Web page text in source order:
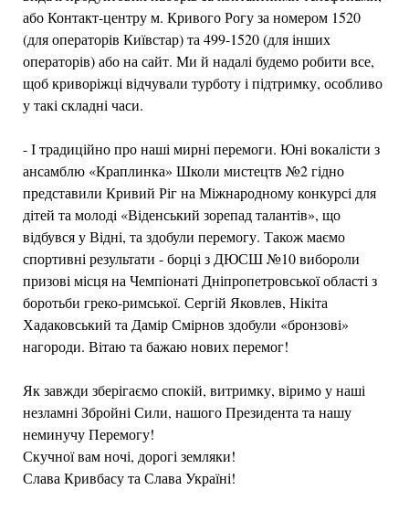
або Контакт-центру м. Кривого Рогу за номером 1520
(для операторів Київстар) та 499-1520 (для інших
операторів) або на сайт. Ми й надалі будемо робити все,
щоб криворіжці відчували турботу і підтримку, особливо
у такі складні часи.
- І традиційно про наші мирні перемоги. Юні вокалісти з
ансамблю «Краплинка» Школи мистецтв №2 гідно
представили Кривий Ріг на Міжнародному конкурсі для
дітей та молоді «Віденський зорепад талантів», що
відбувся у Відні, та здобули перемогу. Також маємо
спортивні результати - борці з ДЮСШ №10 вибороли
призові місця на Чемпіонаті Дніпропетровської області з
боротьби греко-римської. Сергій Яковлев, Нікіта
Хадаковський та Дамір Смірнов здобули «бронзові»
нагороди. Вітаю та бажаю нових перемог!
Як завжди зберігаємо спокій, витримку, віримо у наші
незламні Збройні Сили, нашого Президента та нашу
неминучу Перемогу!
Скучної вам ночі, дорогі земляки!
Слава Кривбасу та Слава Україні!